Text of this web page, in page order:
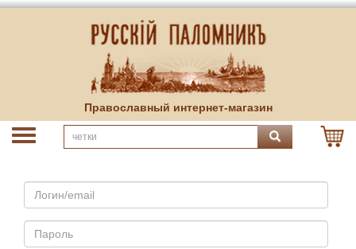
Православный интернет-магазин
Email
Пароль